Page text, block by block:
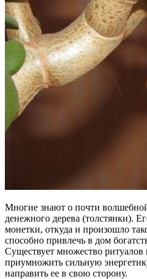
Многие знают о почти
денежного дерева (толстянки).
монетки, откуда и произошло
способно привлечь в дом
Существует множество ритуалов
приумножить сильную
направить ее в свою сторону.